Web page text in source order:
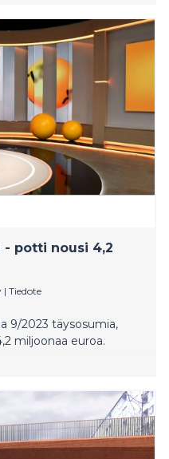
26.4. Konsertissa
Janna Hurmerinta,
Luoti, Tuomo &
säestää housebändinä
The Shubie
mennessä.
ja konsertin tuotto
entistäkin
edistävän ja kaikkien
yhteistä Lapinlahden
toimintaan.
potti nousi 4,2
| Tiedote
9/2023 täysosumia,
miljoonaa euroa.